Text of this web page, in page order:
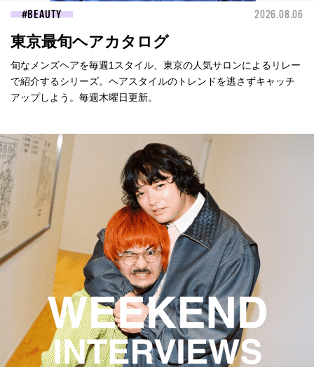
BEAUTY 2026.08.06
東京最旬ヘアカタログ
旬なメンズヘアを毎週1スタイル、東京の人気サロンによるリレー
で紹介するシリーズ。ヘアスタイルのトレンドを逃さずキャッチ
アップしよう。毎週木曜日更新。